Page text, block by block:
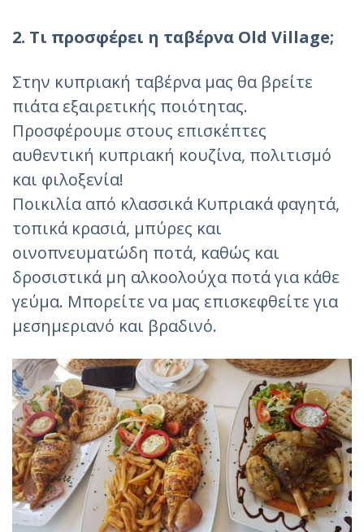
2. Τι προσφέρει η ταβέρνα Old Village;
Στην κυπριακή ταβέρνα μας θα βρείτε
πιάτα εξαιρετικής ποιότητας.
Προσφέρουμε στους επισκέπτες
αυθεντική κυπριακή κουζίνα, πολιτισμό
και φιλοξενία!
Ποικιλία από κλασσικά Κυπριακά φαγητά,
τοπικά κρασιά, μπύρες και
οινοπνευματώδη ποτά, καθώς και
δροσιστικά μη αλκοολούχα ποτά για κάθε
γεύμα. Μπορείτε να μας επισκεφθείτε για
μεσημεριανό και βραδινό.